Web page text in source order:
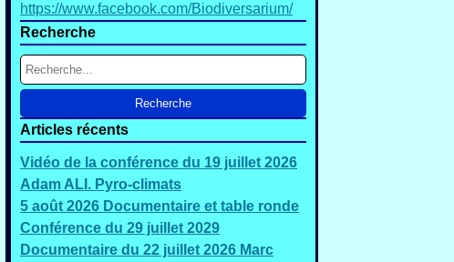
https://www.facebook.com/Biodiversarium/
Recherche
Articles récents
Vidéo de la conférence du 19 juillet 2026
Adam ALI. Pyro-climats
5 août 2026 Documentaire et table ronde
Conférence du 29 juillet 2029
Documentaire du 22 juillet 2026 Marc